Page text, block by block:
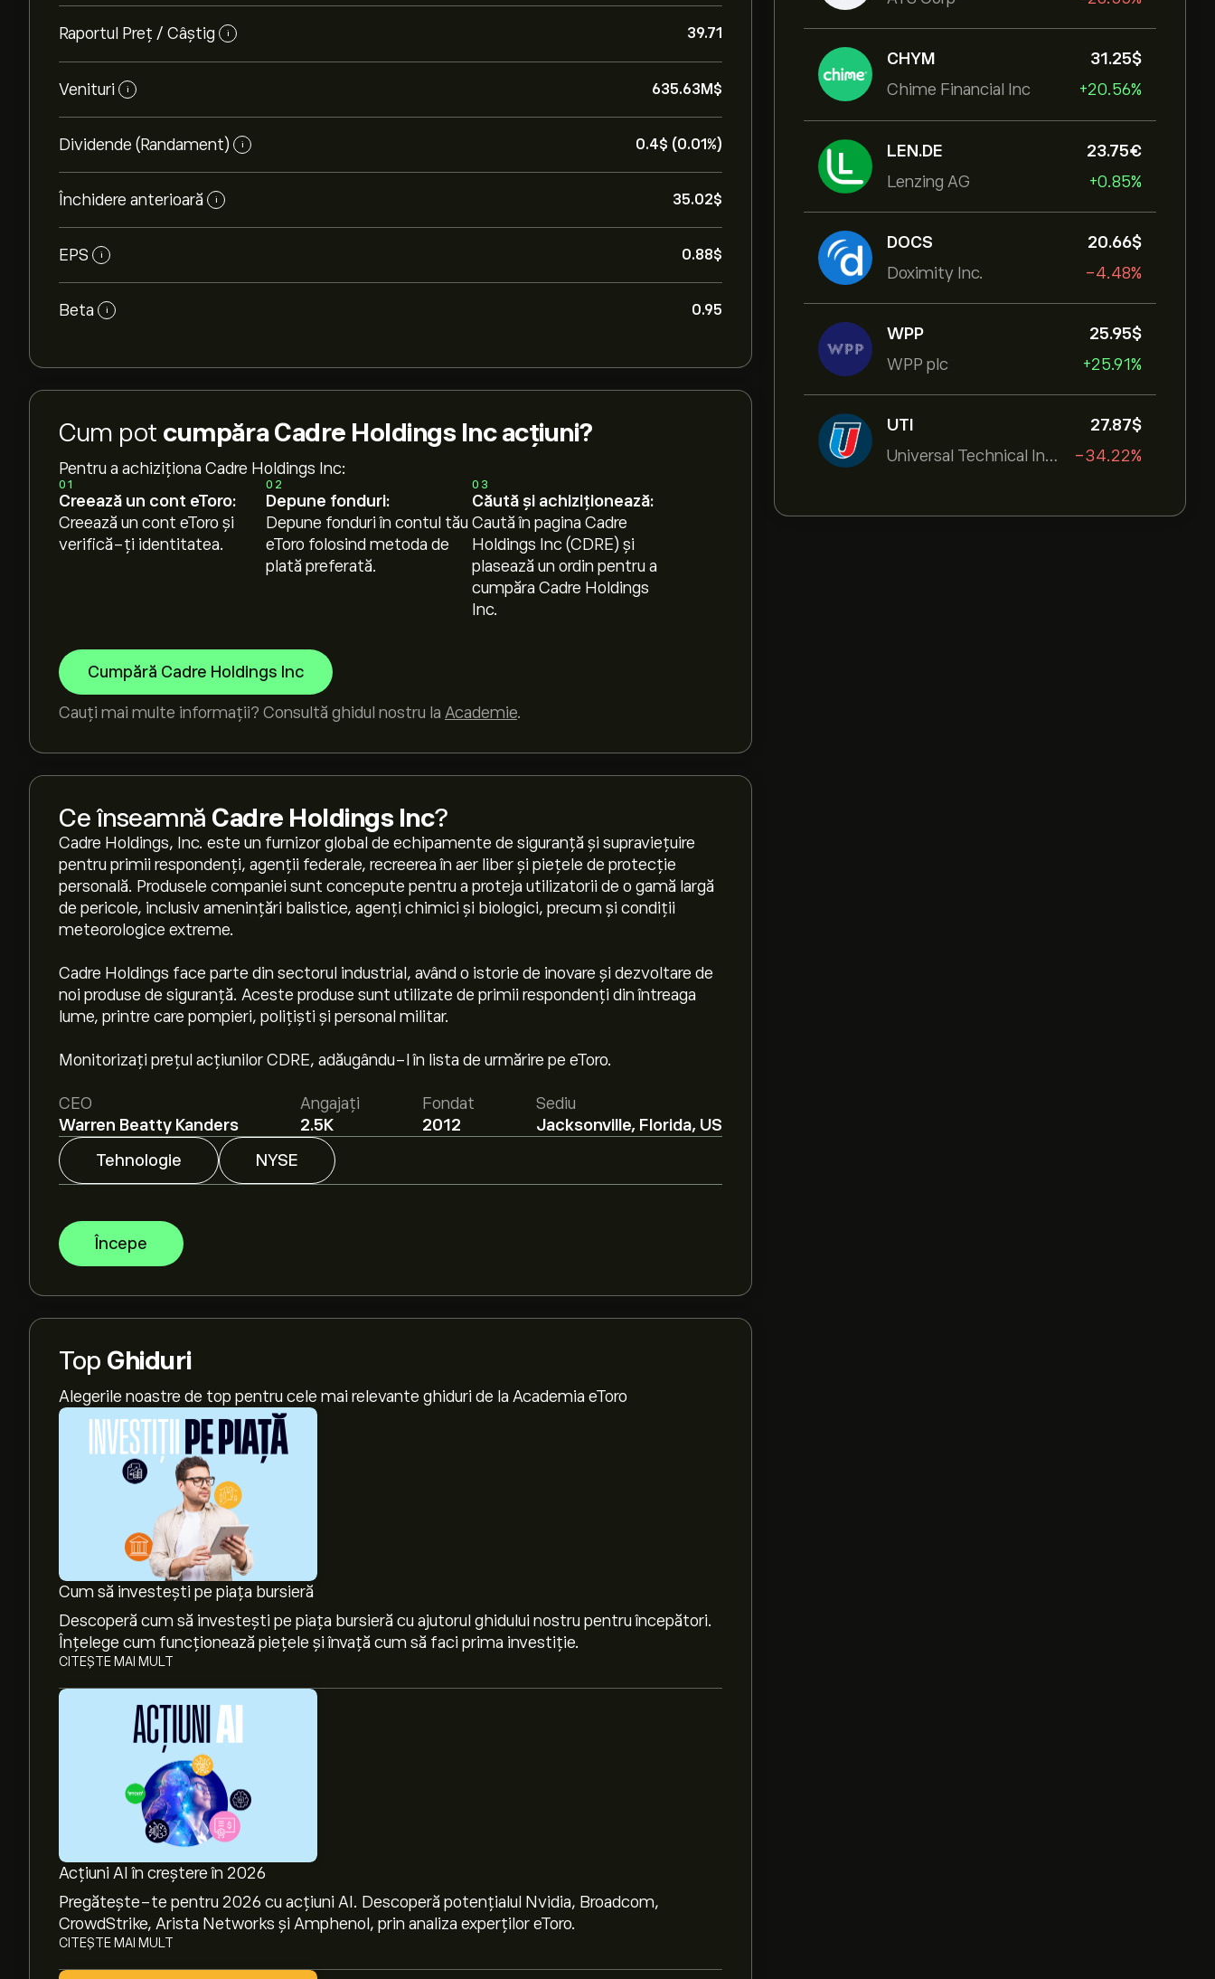
CHYM
Chime Financial Inc
31.25‎$‎
+20.56%
LEN.DE
Lenzing AG
23.75‎€‎
+0.85%
DOCS
Doximity Inc.
20.66‎$‎
-4.48%
WPP
WPP plc
25.95‎$‎
+25.91%
UTI
Universal Technical Institut
27.87‎$‎
-34.22%
Raportul Preț / Câștig i 39.71
Venituri i 635.63M‎$‎
Dividende (Randament) i 0.4‎$‎ (0.01%)
Închidere anterioară i 35.02‎$‎
EPS i 0.88‎$‎
Beta i 0.95
Cum pot cumpăra Cadre Holdings Inc acțiuni?
Pentru a achiziționa Cadre Holdings Inc:
01
Creează un cont eToro:
Creează un cont eToro și
verifică-ți identitatea.
02
Depune fonduri:
Depune fonduri în contul tău
eToro folosind metoda de
plată preferată.
03
Căută și achiziționează:
Caută în pagina Cadre
Holdings Inc (CDRE) și
plasează un ordin pentru a
cumpăra Cadre Holdings
Inc.
Cumpără Cadre Holdings Inc
Cauți mai multe informații? Consultă ghidul nostru la Academie.
Ce înseamnă Cadre Holdings Inc?
Cadre Holdings, Inc. este un furnizor global de echipamente de siguranță și supraviețuire
pentru primii respondenți, agenții federale, recreerea în aer liber și piețele de protecție
personală. Produsele companiei sunt concepute pentru a proteja utilizatorii de o gamă largă
de pericole, inclusiv amenințări balistice, agenți chimici și biologici, precum și condiții
meteorologice extreme.
Cadre Holdings face parte din sectorul industrial, având o istorie de inovare și dezvoltare de
noi produse de siguranță. Aceste produse sunt utilizate de primii respondenți din întreaga
lume, printre care pompieri, polițiști și personal militar.
Monitorizați prețul acțiunilor CDRE, adăugându-l în lista de urmărire pe eToro.
CEO
Warren Beatty Kanders
Angajați
2.5K
Fondat
2012
Sediu
Jacksonville, Florida, US
Tehnologie
NYSE
Începe
Top Ghiduri
Alegerile noastre de top pentru cele mai relevante ghiduri de la Academia eToro
Cum să investești pe piața bursieră
Descoperă cum să investești pe piața bursieră cu ajutorul ghidului nostru pentru începători.
Înțelege cum funcționează piețele și învață cum să faci prima investiție.
CITEȘTE MAI MULT
Acțiuni AI în creștere în 2026
Pregătește-te pentru 2026 cu acțiuni AI. Descoperă potențialul Nvidia, Broadcom,
CrowdStrike, Arista Networks și Amphenol, prin analiza experților eToro.
CITEȘTE MAI MULT